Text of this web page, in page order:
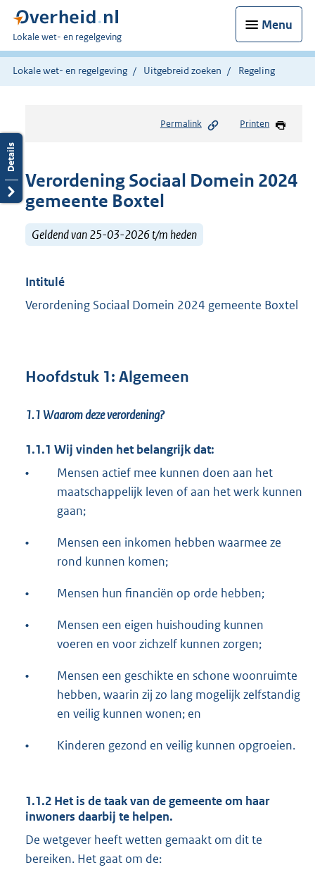
Menu
U
bent
hier:
Lokale wet- en regelgeving
Lokale wet- en regelgeving Uitgebreid zoeken Regeling
Permalink Printen
Verordening Sociaal Domein 2024
gemeente Boxtel
Geldend van 25-03-2026 t/m heden
Intitulé
Verordening Sociaal Domein 2024 gemeente Boxtel
Hoofdstuk 1: Algemeen
1.1Waarom deze verordening?
1.1.1 Wij vinden het belangrijk dat:
•
Mensen actief mee kunnen doen aan het
maatschappelijk leven of aan het werk kunnen
gaan;
•
Mensen een inkomen hebben waarmee ze
rond kunnen komen;
• Mensen hun financiën op orde hebben;
•
Mensen een eigen huishouding kunnen
voeren en voor zichzelf kunnen zorgen;
•
Mensen een geschikte en schone woonruimte
hebben, waarin zij zo lang mogelijk zelfstandig
en veilig kunnen wonen; en
• Kinderen gezond en veilig kunnen opgroeien.
1.1.2 Het is de taak van de gemeente om haar
inwoners daarbij te helpen.
De wetgever heeft wetten gemaakt om dit te
bereiken. Het gaat om de: